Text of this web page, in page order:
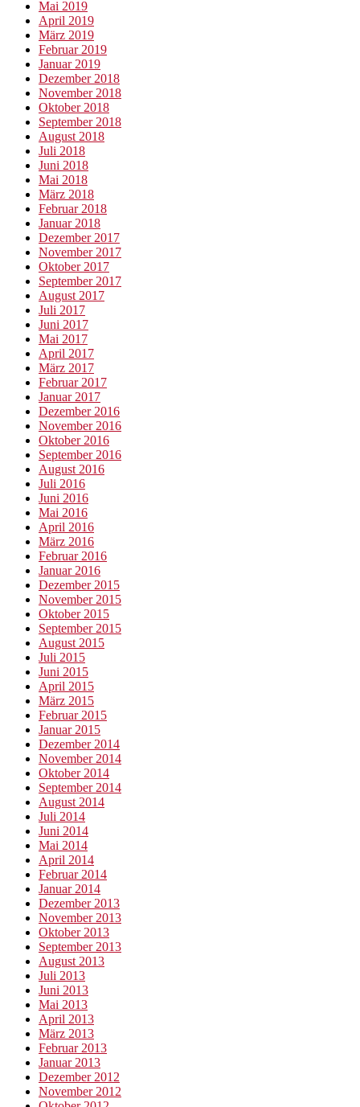
Mai 2019
April 2019
März 2019
Februar 2019
Januar 2019
Dezember 2018
November 2018
Oktober 2018
September 2018
August 2018
Juli 2018
Juni 2018
Mai 2018
März 2018
Februar 2018
Januar 2018
Dezember 2017
November 2017
Oktober 2017
September 2017
August 2017
Juli 2017
Juni 2017
Mai 2017
April 2017
März 2017
Februar 2017
Januar 2017
Dezember 2016
November 2016
Oktober 2016
September 2016
August 2016
Juli 2016
Juni 2016
Mai 2016
April 2016
März 2016
Februar 2016
Januar 2016
Dezember 2015
November 2015
Oktober 2015
September 2015
August 2015
Juli 2015
Juni 2015
April 2015
März 2015
Februar 2015
Januar 2015
Dezember 2014
November 2014
Oktober 2014
September 2014
August 2014
Juli 2014
Juni 2014
Mai 2014
April 2014
Februar 2014
Januar 2014
Dezember 2013
November 2013
Oktober 2013
September 2013
August 2013
Juli 2013
Juni 2013
Mai 2013
April 2013
März 2013
Februar 2013
Januar 2013
Dezember 2012
November 2012